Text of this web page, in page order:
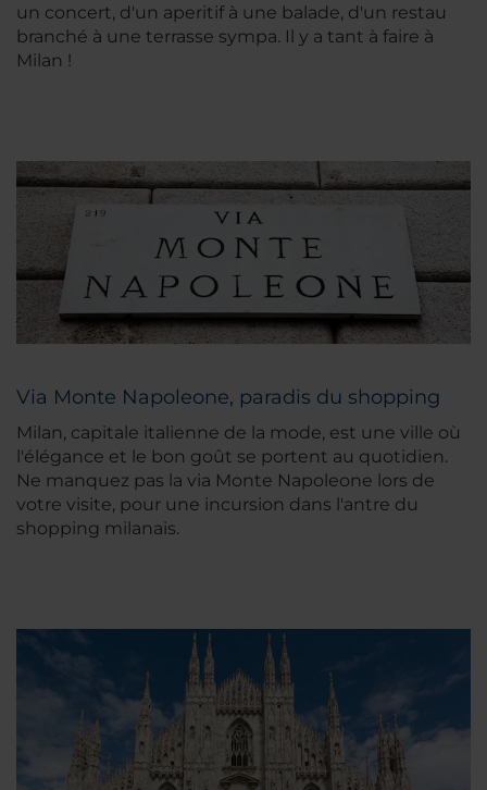
un concert, d'un aperitif à une balade, d'un restau
branché à une terrasse sympa. Il y a tant à faire à
Milan !
Via Monte Napoleone, paradis du shopping
Milan, capitale italienne de la mode, est une ville où
l'élégance et le bon goût se portent au quotidien.
Ne manquez pas la via Monte Napoleone lors de
votre visite, pour une incursion dans l'antre du
shopping milanais.